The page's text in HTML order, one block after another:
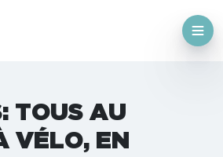
TOUS AU
VÉLO, EN